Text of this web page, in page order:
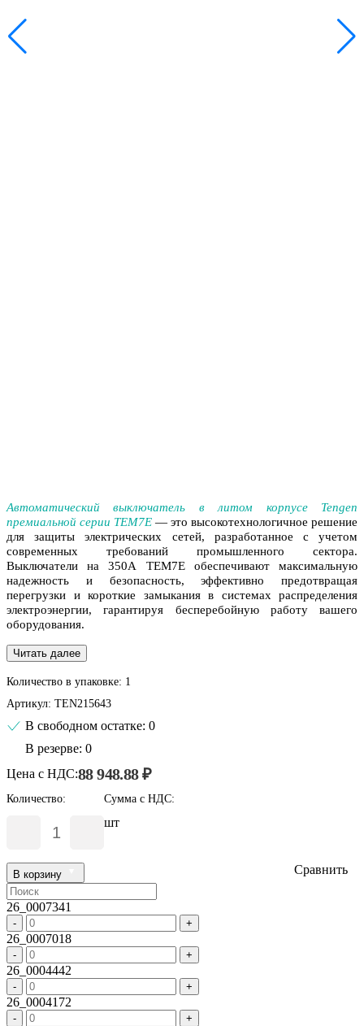
Автоматический выключатель в литом корпусе Tengen
премиальной серии TEM7E — это высокотехнологичное решение
для защиты электрических сетей, разработанное с учетом
современных требований промышленного сектора.
Выключатели на 350A TEM7E обеспечивают максимальную
надежность и безопасность, эффективно предотвращая
перегрузки и короткие замыкания в системах распределения
электроэнергии, гарантируя бесперебойную работу вашего
оборудования.
Читать далее
Количество в упаковке: 1
Артикул: TEN215643
В свободном остатке: 0
В резерве: 0
Цена с НДС:88 948.88 ₽
Количество: Сумма с НДС:
шт
В корзину
26_0007341
- +
26_0007018
- +
26_0004442
- +
26_0004172
- +
Сравнить